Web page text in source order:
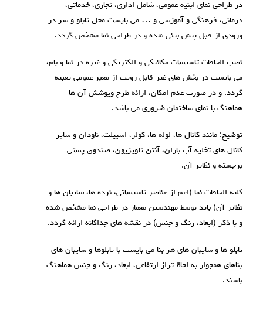
در طراحی نمای ابنیه عمومی، شامل اداری، تجاری، خدماتی،
درمانی، فرهنگی و آموزشی و … می بایست محل تابلو و سر در
ورودی از قبل پیش بینی شده و در طراحی نما مشخص گردد.
نصب الحاقات تاسیسات مکانیکی و الکتریکی و غیره در نما و بام،
می بایست در بخش های غیر قابل رویت از معبر عمومی تعبیه
گردد. و در صورت عدم امکان، ارائه طرح وپوشش آن ها
هماهنگ با نمای ساختمان ضروری می باشد.
توضیح: مانند کانال ها، لوله ها، کولر، اسپیلت، ناودان و سایر
کانال های تخلیه آب باران، آنتن تلویزیون، صندوق پستی
برجسته و نظایر آن.
کلیه الحاقات نما (اعم از عناصر تاسیساتی، نرده ها، سایبان ها و
نظایر آن) باید توسط مهندسین معمار در طراحی نما مشخص شده
و با ذکر (ابعاد، رنگ و جنس) در نقشه های جداگانه ارائه گردد.
تابلو ها و سایبان های هر بنا می بایست با تابلوها و سایبان های
بناهای همجوار به لحاظ تراز ارتفاعی، ابعاد، رنگ و جنس هماهنگ
باشند.